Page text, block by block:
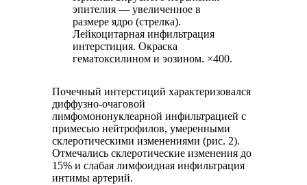
эпителия — увеличенное в
размере ядро (стрелка).
Лейкоцитарная инфильтрация
интерстиция. Окраска
гематоксилином и эозином. ×400.
Почечный интерстиций характеризовался
диффузно-очаговой
лимфомононуклеарной инфильтрацией с
примесью нейтрофилов, умеренными
склеротическими изменениями (рис. 2).
Отмечались склеротические изменения до
15% и слабая лимфоидная инфильтрация
интимы артерий.